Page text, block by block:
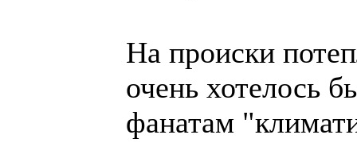
На происки
очень хотелось
фанатам